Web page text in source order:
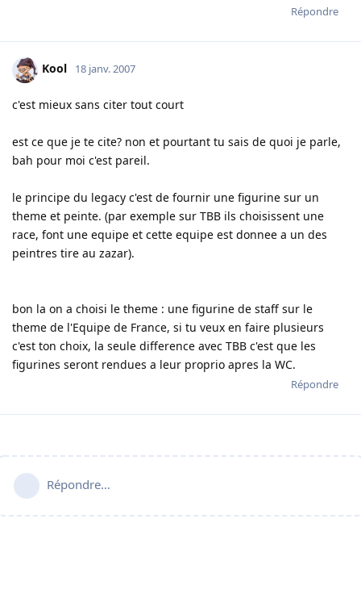
Répondre
Kool 18 janv. 2007
c'est mieux sans citer tout court
est ce que je te cite? non et pourtant tu sais de quoi je parle,
bah pour moi c'est pareil.
le principe du legacy c'est de fournir une figurine sur un
theme et peinte. (par exemple sur TBB ils choisissent une
race, font une equipe et cette equipe est donnee a un des
peintres tire au zazar).
bon la on a choisi le theme : une figurine de staff sur le
theme de l'Equipe de France, si tu veux en faire plusieurs
c'est ton choix, la seule difference avec TBB c'est que les
figurines seront rendues a leur proprio apres la WC.
Répondre
Répondre…